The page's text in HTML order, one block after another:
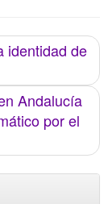
identidad de
Andalucía
por el